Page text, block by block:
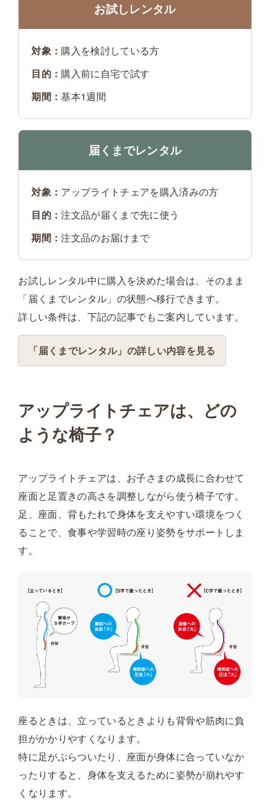
お試しレンタル
対象：購入を検討している方
目的：購入前に自宅で試す
期間：基本1週間
届くまでレンタル
対象： アップライトチェアを購入済みの方
目的：注文品が届くまで先に使う
期間：注文品のお届けまで
お試しレンタル中に購入を決めた場合は、そのまま
「届くまでレンタル」の状態へ移行できます。
詳しい条件は、下記の記事でもご案内しています。
「届くまでレンタル」の詳しい内容を見る
アップライトチェアは、どの
ような椅子？
アップライトチェアは、お子さまの成長に合わせて
座面と足置きの高さを調整しながら使う椅子です。
足、座面、背もたれで身体を支えやすい環境をつく
ることで、食事や学習時の座り姿勢をサポートしま
す。
座るときは、立っているときよりも背骨や筋肉に負
担がかかりやすくなります。
特に足がぶらついたり、座面が身体に合っていなか
ったりすると、身体を支えるために姿勢が崩れやす
くなります。